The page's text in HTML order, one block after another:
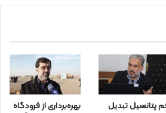
پتانسیل تبدیل
بهره‌برداری از فرودگاه